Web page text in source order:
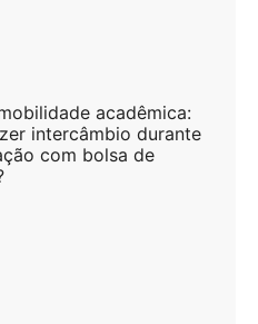
acadêmica:
intercâmbio durante
com bolsa de